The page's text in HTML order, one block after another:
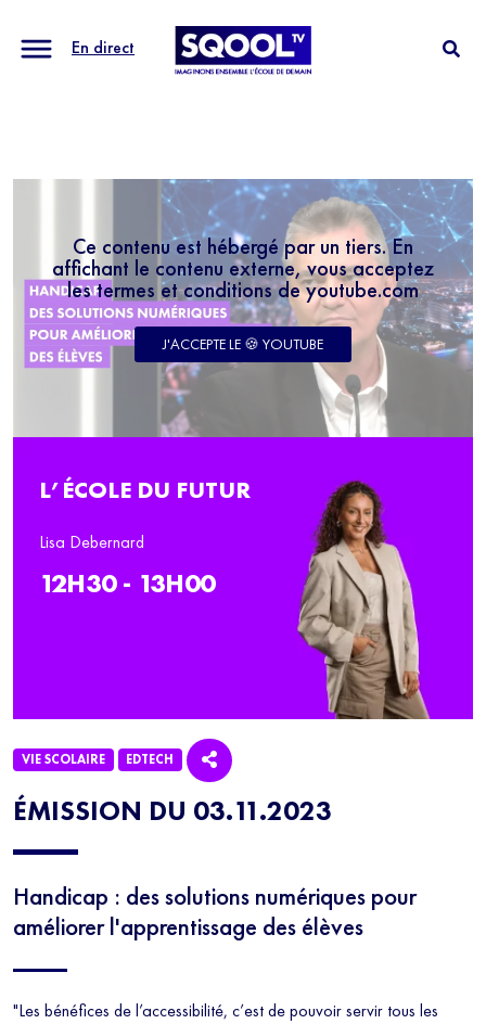
En direct
Ce contenu est hébergé par un tiers. En
affichant le contenu externe, vous acceptez
les termes et conditions de youtube.com
J'ACCEPTE LE 🍪 YOUTUBE
ÉMISSION DU 03.11.2023
Handicap : des solutions numériques pour
améliorer l'apprentissage des élèves
"Les bénéfices de l’accessibilité, c’est de pouvoir servir tous les
VIE SCOLAIRE EDTECH
L’ÉCOLE DU FUTUR
Lisa Debernard
12H30 - 13H00